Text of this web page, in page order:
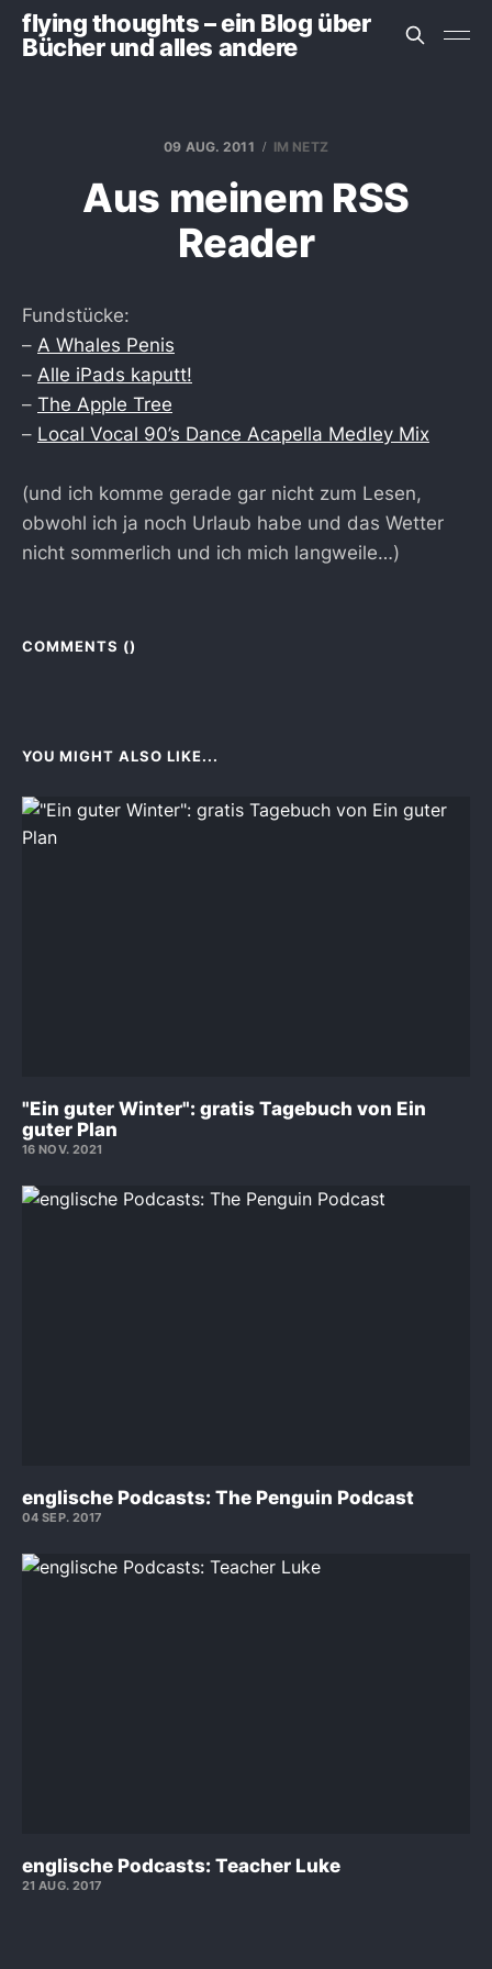
flying thoughts – ein Blog über
Bücher und alles andere
09 AUG. 2011 IM NETZ
Aus meinem RSS
Reader
Fundstücke:
– A Whales Penis
– Alle iPads kaputt!
– The Apple Tree
– Local Vocal 90’s Dance Acapella Medley Mix
(und ich komme gerade gar nicht zum Lesen,
obwohl ich ja noch Urlaub habe und das Wetter
nicht sommerlich und ich mich langweile…)
COMMENTS ()
YOU MIGHT ALSO LIKE...
"Ein guter Winter": gratis Tagebuch von Ein
guter Plan
16 NOV. 2021
englische Podcasts: The Penguin Podcast
04 SEP. 2017
englische Podcasts: Teacher Luke
21 AUG. 2017